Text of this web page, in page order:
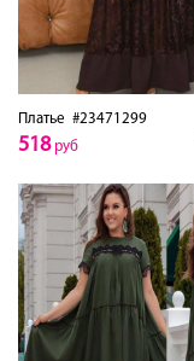
Платье #23471299
518руб